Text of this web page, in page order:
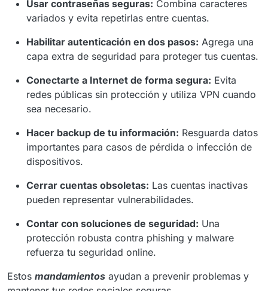
Usar contraseñas seguras: Combina caracteres
variados y evita repetirlas entre cuentas.
Habilitar autenticación en dos pasos: Agrega una
capa extra de seguridad para proteger tus cuentas.
Conectarte a Internet de forma segura: Evita
redes públicas sin protección y utiliza VPN cuando
sea necesario.
Hacer backup de tu información: Resguarda datos
importantes para casos de pérdida o infección de
dispositivos.
Cerrar cuentas obsoletas: Las cuentas inactivas
pueden representar vulnerabilidades.
Contar con soluciones de seguridad: Una
protección robusta contra phishing y malware
refuerza tu seguridad online.
Estos mandamientos ayudan a prevenir problemas y